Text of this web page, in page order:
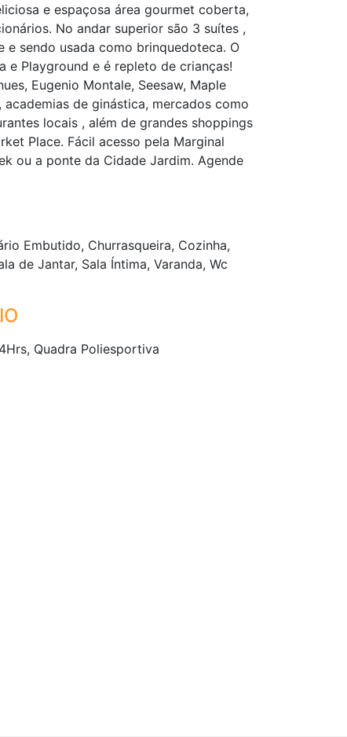
e espaçosa área gourmet coberta,
No andar superior são 3 suítes ,
e sendo usada como brinquedoteca. O
e Playground e é repleto de crianças!
Eugenio Montale, Seesaw, Maple
de ginástica, mercados como
locais , além de grandes shoppings
Place. Fácil acesso pela Marginal
ou a ponte da Cidade Jardim. Agende
Embutido, Churrasqueira, Cozinha,
de Jantar, Sala Íntima, Varanda, Wc
Quadra Poliesportiva